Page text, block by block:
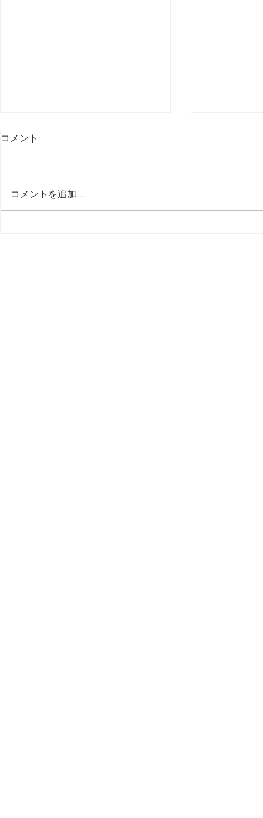
最後の日記です
コメント
コメントを追加…